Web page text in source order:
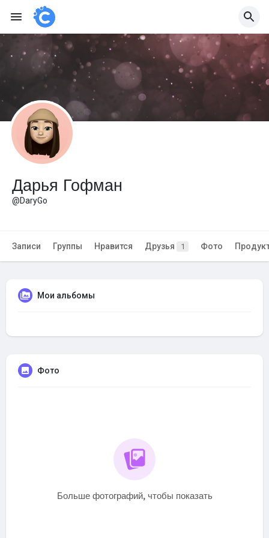
Дарья Гофман
@DaryGo
Записи Группы Нравится Друзья 1 Фото
Мои альбомы
Фото
Больше фотографий, чтобы показать